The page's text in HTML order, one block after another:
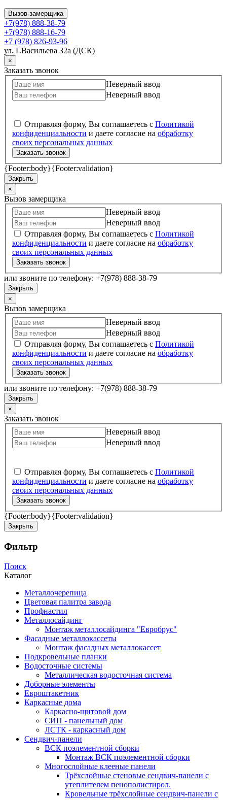
Вызов замерщика
+7(978) 888-38-79
+7(978) 888-16-79
+7 (978) 826-93-96
ул. Г.Васильева 32а (ДСК)
×
Заказать звонок
Неверный ввод
Неверный ввод
Отправляя форму, Вы соглашаетесь с Политикой
конфиденциальности и даете согласие на обработку
своих персональных данных
Заказать звонок
{Footer:body}{Footer:validation}
Закрыть
×
Вызов замерщика
Неверный ввод
Неверный ввод
Отправляя форму, Вы соглашаетесь с Политикой
конфиденциальности и даете согласие на обработку
своих персональных данных
Заказать звонок
или звоните по телефону: +7(978) 888-38-79
Закрыть
×
Вызов замерщика
Неверный ввод
Неверный ввод
Отправляя форму, Вы соглашаетесь с Политикой
конфиденциальности и даете согласие на обработку
своих персональных данных
Заказать звонок
или звоните по телефону: +7(978) 888-38-79
Закрыть
×
Заказать звонок
Неверный ввод
Неверный ввод
Отправляя форму, Вы соглашаетесь с Политикой
конфиденциальности и даете согласие на обработку
своих персональных данных
Заказать звонок
{Footer:body}{Footer:validation}
Закрыть
Фильтр
Поиск
Каталог
Металлочерепица
Цветовая палитра завода
Профнастил
Металлосайдинг
Монтаж металлосайдинга "Евробрус"
Фасадные металлокассеты
Монтаж фасадных металлокассет
Подкровельные планки
Водосточные системы
Металлическая водосточная система
Доборные элементы
Евроштакетник
Каркасные дома
Каркасно-щитовой дом
СИП - панельный дом
ЛСТК - каркасный дом
Сендвич-панели
ВСК поэлементной сборки
Монтаж ВСК поэлементной сборки
Многослойные клееные панели
Трёхслойные стеновые сендвич-панели с
утеплителем пенополистирол.
Кровельные трёхслойные сендвич-панели с